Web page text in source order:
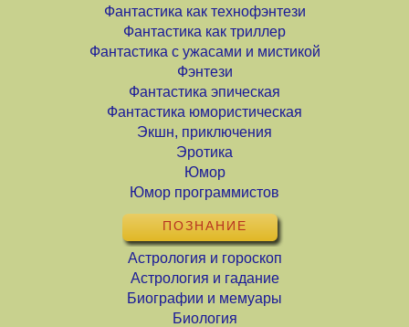
Фантастика как технофэнтези
Фантастика как триллер
Фантастика с ужасами и мистикой
Фэнтези
Фантастика эпическая
Фантастика юмористическая
Экшн, приключения
Эротика
Юмор
Юмор программистов
ПОЗНАНИЕ
Астрология и гороскоп
Астрология и гадание
Биографии и мемуары
Биология